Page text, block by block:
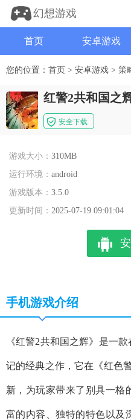
幻想游戏
首页 安卓游戏
您的位置： 首页 > 安卓游戏 > 策
红警2共和国之
安全下载
游戏大小： 310MB
运行环境： android
游戏版本： 3.5.0
更新时间： 2025-07-19 09:01:04
手机游戏介绍
《红警2共和国之辉》是一
记的经典之作，它在《红色
新，为玩家带来了别具一格
富的内容、独特的特色以及